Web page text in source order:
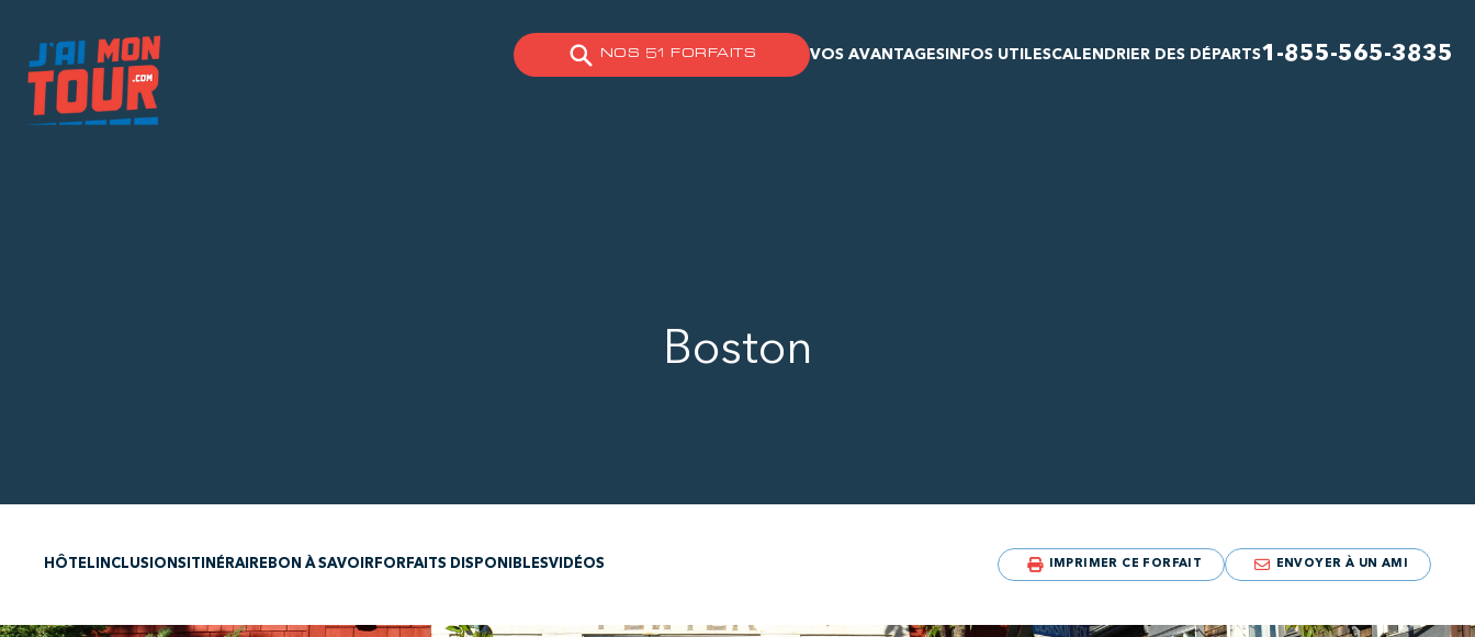
NOS 51 FORFAITS VOS AVANTAGES INFOS UTILESCALENDRIER DES DÉPARTS1-855-565-3835
Boston
HÔTEL INCLUSIONS ITINÉRAIRE BON À SAVOIR FORFAITS DISPONIBLESVIDÉOS IMPRIMER CE FORFAIT ENVOYER À UN AMI